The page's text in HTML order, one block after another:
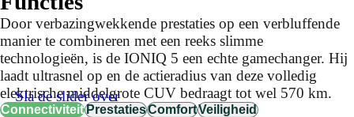
Door verbazingwekkende prestaties op een verbluffende
manier te combineren met een reeks slimme
technologieën, is de IONIQ 5 een echte gamechanger. Hij
laadt ultrasnel op en de actieradius van deze volledig
elektrische middelgrote CUV bedraagt tot wel 570 km.
ConnectiviteitPrestatiesComfortVeiligheid
Sla de slider over